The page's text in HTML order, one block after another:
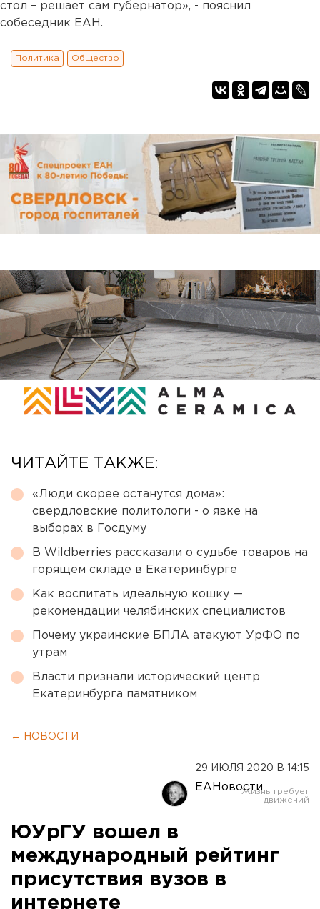
стол – решает сам губернатор», - пояснил
собеседник ЕАН.
Политика Общество
ЧИТАЙТЕ ТАКЖЕ:
«Люди скорее останутся дома»:
свердловские политологи - о явке на
выборах в Госдуму
В Wildberries рассказали о судьбе товаров на
горящем складе в Екатеринбурге
Как воспитать идеальную кошку —
рекомендации челябинских специалистов
Почему украинские БПЛА атакуют УрФО по
утрам
Власти признали исторический центр
Екатеринбурга памятником
← НОВОСТИ
29 ИЮЛЯ 2020 В 14:15
ЕАНовости
ЮУрГУ вошел в
международный рейтинг
присутствия вузов в
интернете